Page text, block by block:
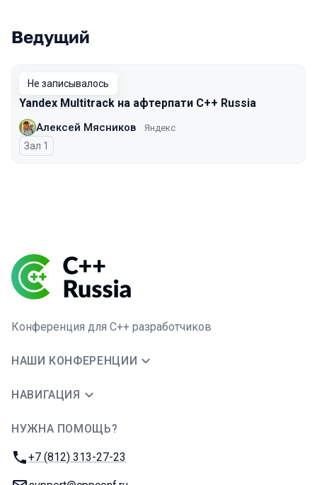
Выступления в сезоне 2025
Ведущий
Не записывалось
Yandex Multitrack на афтерпати C++ Russia
Алексей Мясников Яндекс
Зал 1
Конференция для C++ разработчиков
НАШИ КОНФЕРЕНЦИИ
НАВИГАЦИЯ
НУЖНА ПОМОЩЬ?
Телефон:
+7 (812) 313-27-23